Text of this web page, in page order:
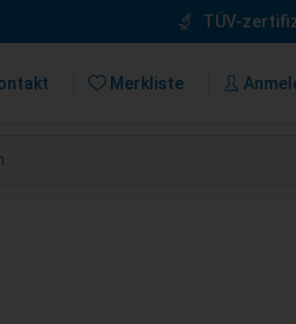
TÜV-
Merkliste